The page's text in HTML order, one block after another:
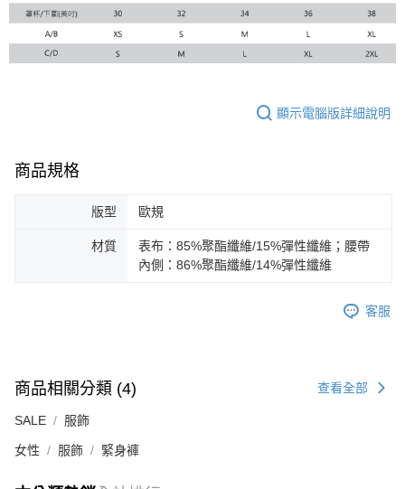
顯示電腦版詳細說明
商品規格
版型 歐規
材質
表布：85%聚酯纖維/15%彈性纖維；腰帶
內側：86%聚酯纖維/14%彈性纖維
客服
商品相關分類 (4) 查看全部
SALE 服飾
女性 服飾 緊身褲